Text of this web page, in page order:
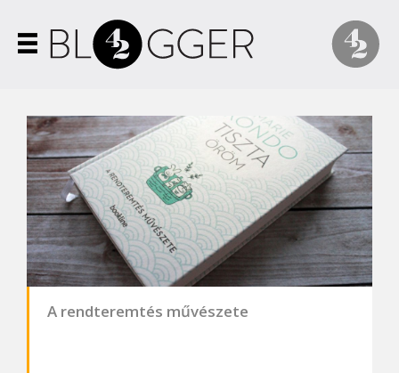
A rendteremtés művészete